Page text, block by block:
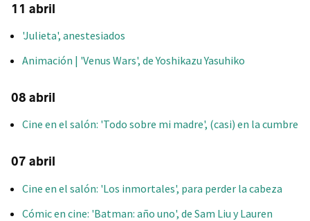
11 abril
'Julieta', anestesiados
Animación | 'Venus Wars', de Yoshikazu Yasuhiko
08 abril
Cine en el salón: 'Todo sobre mi madre', (casi) en la cumbre
07 abril
Cine en el salón: 'Los inmortales', para perder la cabeza
Cómic en cine: 'Batman: año uno', de Sam Liu y Lauren